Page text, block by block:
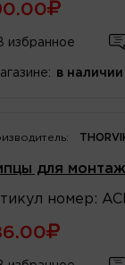
избранное
в наличии
для
номер :